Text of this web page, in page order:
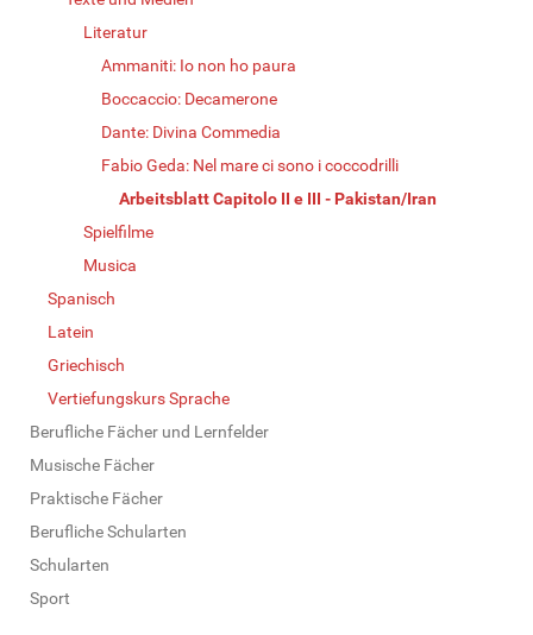
Literatur
Ammaniti: Io non ho paura
Boccaccio: Decamerone
Dante: Divina Commedia
Fabio Geda: Nel mare ci sono i coccodrilli
Arbeitsblatt Capitolo II e III - Pakistan/Iran
Spielfilme
Musica
Spanisch
Latein
Griechisch
Vertiefungskurs Sprache
Berufliche Fächer und Lernfelder
Musische Fächer
Praktische Fächer
Berufliche Schularten
Schularten
Sport